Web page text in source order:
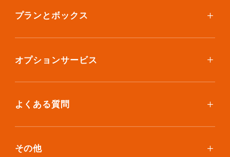
ご利用料金
ご利用者の声
プランとボックス
スタンダードプラン
エコノミープラン
大型アイテムプラン
オプションサービス
おしゃれ着保管
無酸素保管
布団クリーニング
よくある質問
ボックスのお取り寄せ
お預け入れ(集荷)
その他